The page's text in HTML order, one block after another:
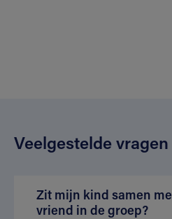
Veelgestelde vragen
Zit mijn kind samen
vriend in de groep?